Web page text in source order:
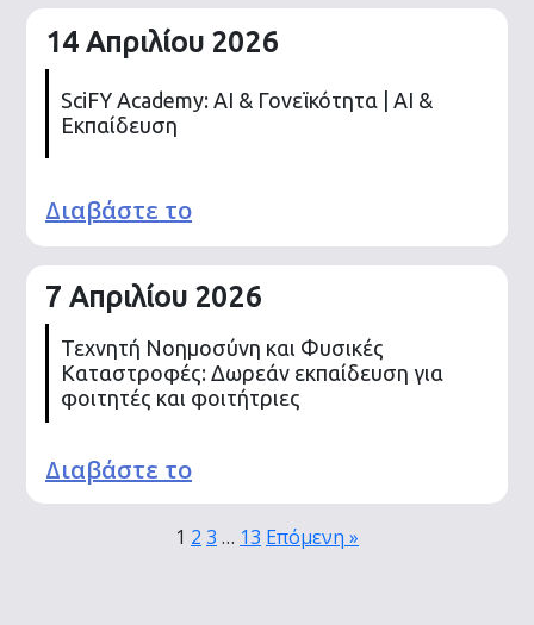
14 Απριλίου 2026
SciFY Academy: AI & Γονεϊκότητα | AI &
Εκπαίδευση
Διαβάστε το
7 Απριλίου 2026
Τεχνητή Νοημοσύνη και Φυσικές
Καταστροφές: Δωρεάν εκπαίδευση για
φοιτητές και φοιτήτριες
Διαβάστε το
1 2 3 … 13 Επόμενη »